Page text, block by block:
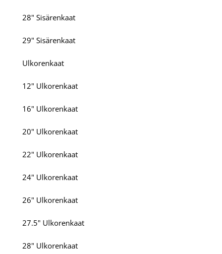
28" Sisärenkaat
29" Sisärenkaat
Ulkorenkaat
12" Ulkorenkaat
16" Ulkorenkaat
20" Ulkorenkaat
22" Ulkorenkaat
24" Ulkorenkaat
26" Ulkorenkaat
27.5" Ulkorenkaat
28" Ulkorenkaat